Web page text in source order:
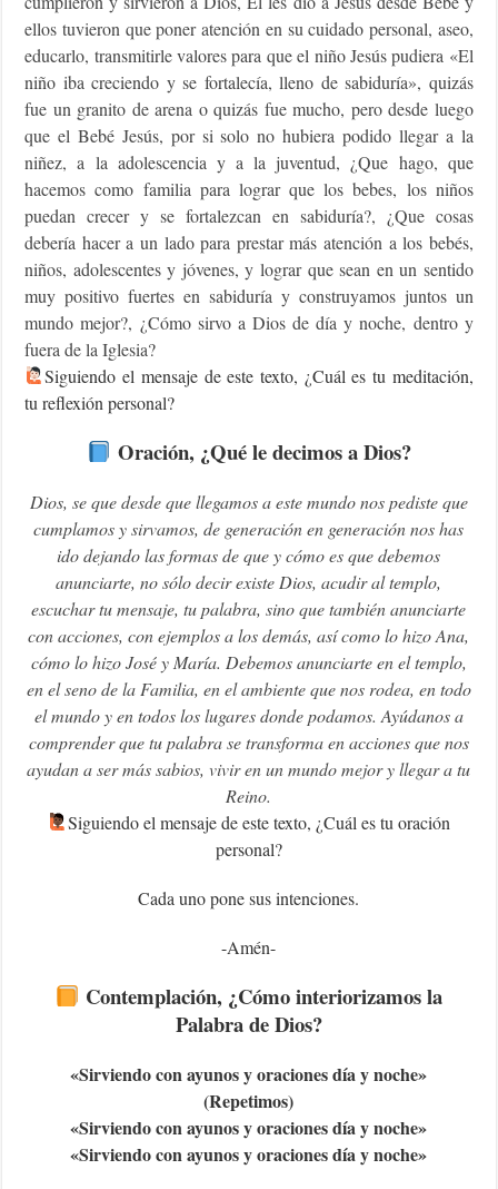
ellos tuvieron que poner atención en su cuidado personal, aseo,
educarlo, transmitirle valores para que el niño Jesús pudiera «El
niño iba creciendo y se fortalecía, lleno de sabiduría», quizás
fue un granito de arena o quizás fue mucho, pero desde luego
que el Bebé Jesús, por si solo no hubiera podido llegar a la
niñez, a la adolescencia y a la juventud, ¿Que hago, que
hacemos como familia para lograr que los bebes, los niños
puedan crecer y se fortalezcan en sabiduría?, ¿Que cosas
debería hacer a un lado para prestar más atención a los bebés,
niños, adolescentes y jóvenes, y lograr que sean en un sentido
muy positivo fuertes en sabiduría y construyamos juntos un
mundo mejor?, ¿Cómo sirvo a Dios de día y noche, dentro y
fuera de la Iglesia?
Siguiendo el mensaje de este texto, ¿Cuál es tu meditación,
tu reflexión personal?
Oración, ¿Qué le decimos a Dios?
Dios, se que desde que llegamos a este mundo nos pediste que
cumplamos y sirvamos, de generación en generación nos has
ido dejando las formas de que y cómo es que debemos
anunciarte, no sólo decir existe Dios, acudir al templo,
escuchar tu mensaje, tu palabra, sino que también anunciarte
con acciones, con ejemplos a los demás, así como lo hizo Ana,
cómo lo hizo José y María. Debemos anunciarte en el templo,
en el seno de la Familia, en el ambiente que nos rodea, en todo
el mundo y en todos los lugares donde podamos. Ayúdanos a
comprender que tu palabra se transforma en acciones que nos
ayudan a ser más sabios, vivir en un mundo mejor y llegar a tu
Reino.
‍Siguiendo el mensaje de este texto, ¿Cuál es tu oración
personal?
Cada uno pone sus intenciones.
-Amén-
Contemplación, ¿Cómo interiorizamos la
Palabra de Dios?
«Sirviendo con ayunos y oraciones día y noche»
(Repetimos)
«Sirviendo con ayunos y oraciones día y noche»
«Sirviendo con ayunos y oraciones día y noche»